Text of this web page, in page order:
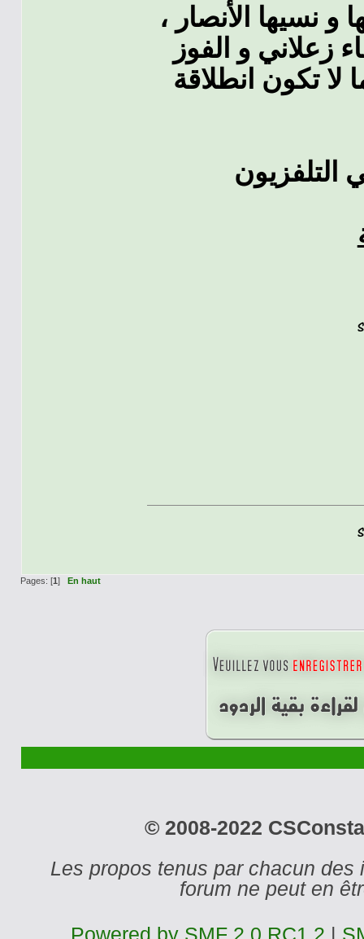
نسيها الأنصار ،
زعلاني و الفوز
لا تكون انطلاقة
التلفزيون
Pages: [1] En haut
© 2008-2022
Les propos tenus par chacun
forum ne peut en
Powered by SMF 2.0 RC1.2 |